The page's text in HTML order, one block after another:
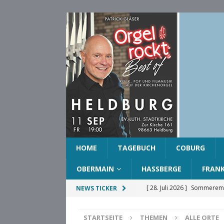
HOME TAGEBUCH COBURG
OBERMAIN HASSBERGE
NEWS TICKER [ 28. Juli 2026 ]
[ 28. Juli 2026 ] Ehrenring
STARTSEITE THEMEN ALLE ORTE